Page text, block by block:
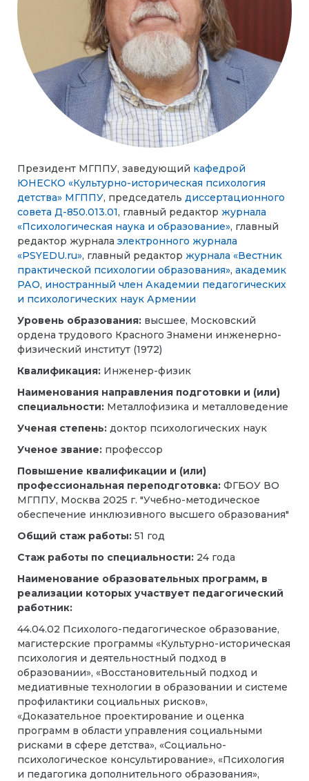
Президент МГППУ, заведующий кафедрой
ЮНЕСКО «Культурно-историческая психология
детства» МГППУ, председатель диссертационного
совета Д-850.013.01, главный редактор журнала
«Психологическая наука и образование», главный
редактор журнала электронного журнала
«PSYEDU.ru», главный редактор журнала «Вестник
практической психологии образования», академик
РАО, иностранный член Академии педагогических
и психологических наук Армении
Уровень образования: высшее, Московский
ордена трудового Красного Знамени инженерно-
физический институт (1972)
Квалификация: Инженер-физик
Наименования направления подготовки и (или)
специальности: Металлофизика и металловедение
Ученая степень: доктор психологических наук
Ученое звание: профессор
Повышение квалификации и (или)
профессиональная переподготовка: ФГБОУ ВО
МГППУ, Москва 2025 г. "Учебно-методическое
обеспечение инклюзивного высшего образования"
Общий стаж работы: 51 год
Стаж работы по специальности: 24 года
Наименование образовательных программ, в
реализации которых участвует педагогический
работник:
44.04.02 Психолого-педагогическое образование,
магистерские программы «Культурно-историческая
психология и деятельностный подход в
образовании», «Восстановительный подход и
медиативные технологии в образовании и системе
профилактики социальных рисков»,
«Доказательное проектирование и оценка
программ в области управления социальными
рисками в сфере детства», «Социально-
психологическое консультирование», «Психология
и педагогика дополнительного образования»,